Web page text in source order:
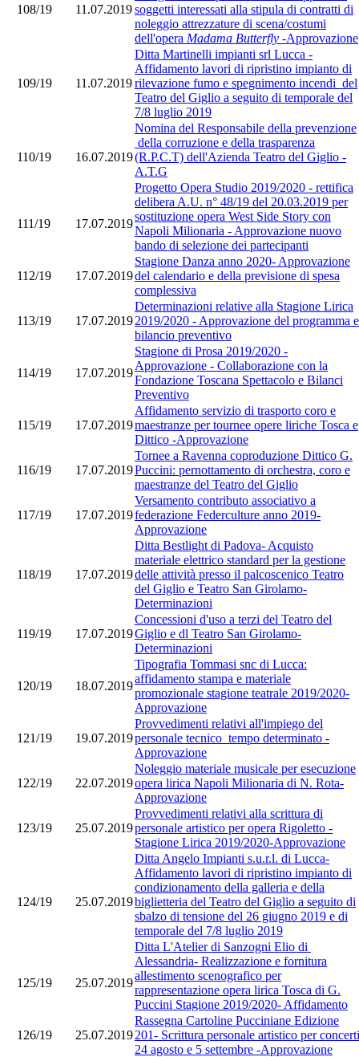
108/19 11.07.2019soggetti interessati alla stipula di contratti di
noleggio attrezzature di scena/costumi
dell'opera Madama Butterfly -Approvazione
109/19 11.07.2019
Ditta Martinelli impianti srl Lucca -
Affidamento lavori di ripristino impianto di
rilevazione fumo e spegnimento incendi del
Teatro del Giglio a seguito di temporale del
7/8 luglio 2019
110/19 16.07.2019
Nomina del Responsabile della prevenzione
della corruzione e della trasparenza
(R.P.C.T) dell'Azienda Teatro del Giglio -
A.T.G
111/19 17.07.2019
Progetto Opera Studio 2019/2020 - rettifica
delibera A.U. n° 48/19 del 20.03.2019 per
sostituzione opera West Side Story con
Napoli Milionaria - Approvazione nuovo
bando di selezione dei partecipanti
112/19 17.07.2019
Stagione Danza anno 2020- Approvazione
del calendario e della previsione di spesa
complessiva
113/19 17.07.2019
Determinazioni relative alla Stagione Lirica
2019/2020 - Approvazione del programma e
bilancio preventivo
114/19 17.07.2019
Stagione di Prosa 2019/2020 -
Approvazione - Collaborazione con la
Fondazione Toscana Spettacolo e Bilanci
Preventivo
115/19 17.07.2019
Affidamento servizio di trasporto coro e
maestranze per tournee opere liriche Tosca e
Dittico -Approvazione
116/19 17.07.2019
Tornee a Ravenna coproduzione Dittico G.
Puccini: pernottamento di orchestra, coro e
maestranze del Teatro del Giglio
117/19 17.07.2019
Versamento contributo associativo a
federazione Federculture anno 2019-
Approvazione
118/19 17.07.2019
Ditta Bestlight di Padova- Acquisto
materiale elettrico standard per la gestione
delle attività presso il palcoscenico Teatro
del Giglio e Teatro San Girolamo-
Determinazioni
119/19 17.07.2019
Concessioni d'uso a terzi del Teatro del
Giglio e dl Teatro San Girolamo-
Determinazioni
120/19 18.07.2019
Tipografia Tommasi snc di Lucca:
affidamento stampa e materiale
promozionale stagione teatrale 2019/2020-
Approvazione
121/19 19.07.2019
Provvedimenti relativi all'impiego del
personale tecnico tempo determinato -
Approvazione
122/19 22.07.2019
Noleggio materiale musicale per esecuzione
opera lirica Napoli Milionaria di N. Rota-
Approvazione
123/19 25.07.2019
Provvedimenti relativi alla scrittura di
personale artistico per opera Rigoletto -
Stagione Lirica 2019/2020-Approvazione
124/19 25.07.2019
Ditta Angelo Impianti s.u.r.l. di Lucca-
Affidamento lavori di ripristino impianto di
condizionamento della galleria e della
biglietteria del Teatro del Giglio a seguito di
sbalzo di tensione del 26 giugno 2019 e di
temporale del 7/8 luglio 2019
125/19 25.07.2019
Ditta L'Atelier di Sanzogni Elio di
Alessandria- Realizzazione e fornitura
allestimento scenografico per
rappresentazione opera lirica Tosca di G.
Puccini Stagione 2019/2020- Affidamento
126/19 25.07.2019
Rassegna Cartoline Pucciniane Edizione
201- Scrittura personale artistico per concerti
24 agosto e 5 settembre -Approvazione